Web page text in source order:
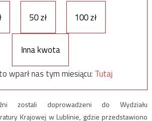
50 zł 100 zł
Inna kwota
wparł nas tym miesiącu: Tutaj
zostali doprowadzeni do Wydziału
Krajowej w Lublinie, gdzie przedstawiono